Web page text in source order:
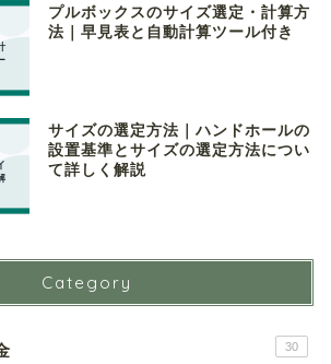
プルボックスのサイズ選定・計算方
法｜早見表と自動計算ツール付き
サイズの選定方法｜ハンドホールの
設置基準とサイズの選定方法につい
て詳しく解説
Category
30